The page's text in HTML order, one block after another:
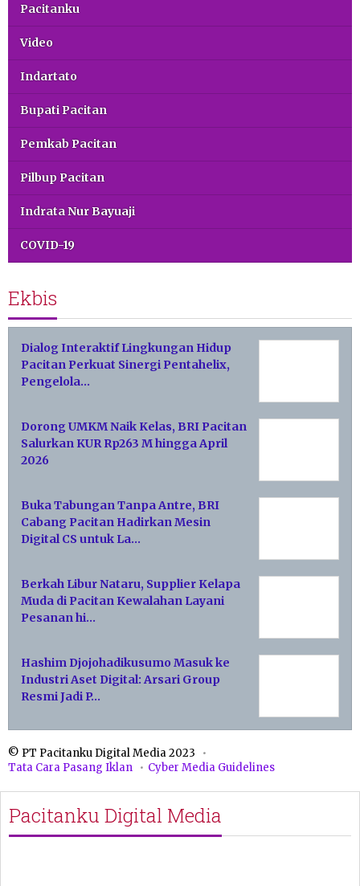
Pacitanku
Video
Indartato
Bupati Pacitan
Pemkab Pacitan
Pilbup Pacitan
Indrata Nur Bayuaji
COVID-19
Ekbis
Dialog Interaktif Lingkungan Hidup
Pacitan Perkuat Sinergi Pentahelix,
Pengelola…
Dorong UMKM Naik Kelas, BRI Pacitan
Salurkan KUR Rp263 M hingga April
2026
Buka Tabungan Tanpa Antre, BRI
Cabang Pacitan Hadirkan Mesin
Digital CS untuk La…
Berkah Libur Nataru, Supplier Kelapa
Muda di Pacitan Kewalahan Layani
Pesanan hi…
Hashim Djojohadikusumo Masuk ke
Industri Aset Digital: Arsari Group
Resmi Jadi P…
© PT Pacitanku Digital Media 2023
Tata Cara Pasang Iklan
Cyber Media Guidelines
Pacitanku Digital Media